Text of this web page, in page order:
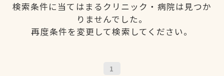
検索条件に当てはまるクリニック・病院は見つか
りませんでした。
再度条件を変更して検索してください。
1